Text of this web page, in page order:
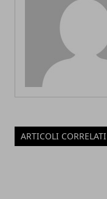
ARTICOLI CORRELATI